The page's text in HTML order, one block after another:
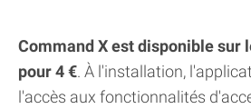
Command X est disponible sur
pour 4 €. À l'installation,
l'accès aux fonctionnalités